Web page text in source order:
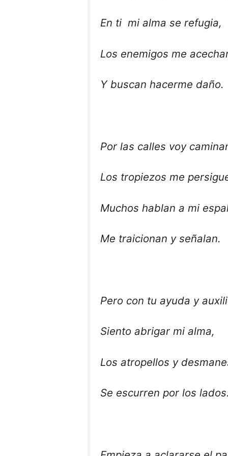
En ti mi alma se refugia,
Los enemigos me
Y buscan hacerme daño.
Por las calles voy
Los tropiezos me
Muchos hablan a mi
Me traicionan y señalan.
Pero con tu ayuda y
Siento abrigar mi alma,
Los atropellos y
Se escurren por los lados.